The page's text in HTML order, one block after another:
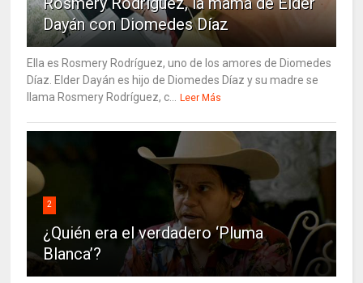
Dayán con Diomedes Díaz
Ella es Rosmery Rodríguez, uno de los amores de Diomedes
Díaz. Elder Dayán es hijo de Diomedes Díaz y su madre se
llama Rosmery Rodríguez, c...
Leer Más
2
¿Quién era el verdadero ‘Pluma
Blanca’?